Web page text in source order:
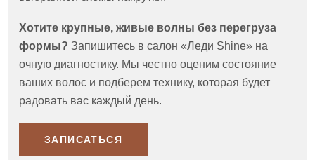
Хотите крупные, живые волны без перегруза
формы? Запишитесь в салон «Леди Shine» на
очную диагностику. Мы честно оценим состояние
ваших волос и подберем технику, которая будет
радовать вас каждый день.
ЗАПИСАТЬСЯ